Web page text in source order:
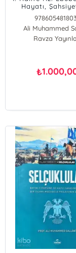
Hayatı,
Dönemi (Ciltli);
Tarihi Raşid
Dönemi
Ali Muhammed
Ravza
₺